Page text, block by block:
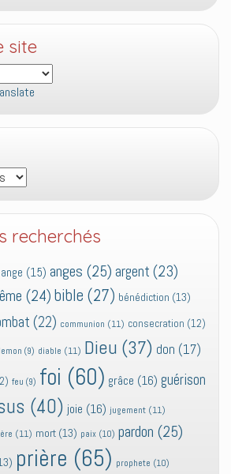
site
recherchés
ange (15) anges (25) argent (23)
(24) bible (27) bénédiction (13)
(22) communion (11) consecration (12)
(9) diable (11) Dieu (37) don (17)
feu (9) foi (60) grâce (16) guérison
(40) joie (16) jugement (11)
(11) mort (13) paix (10) pardon (25)
prière (65) prophete (10)